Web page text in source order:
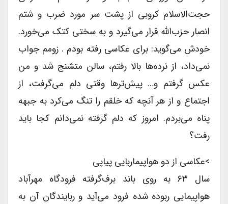
حجت‌الاسلام کروبى از پشت سر مورد ضرب و شتم
انصار حزب‌الله قرار می‌گیرد و به سختى کتک می‌خورد.
خودش می‌گوید: براى عکاسى رفته بودم . زومم جواب
نمی‌داد، از نرده‌ها بالا رفتم، سالن متشنج شد و من
عکس گرفتم و… پیش‌ترها وقتى دلم می‌گرفت، از
اجتماع و از هر آنچه که خلقم را تنگ می‌کرد به جبهه
پناه می‌بردم. امروز که دلم گرفته نمی‌دانم کجا باید
رفت؟
>عکاسى از دو هواپیماربایى پیاپى
سال ۶۳ به روى باند برف‌گرفته فرودگاه مهرآباد
هواپیمایى ربوده شده فرود می‌آید و ربایندگان آن به